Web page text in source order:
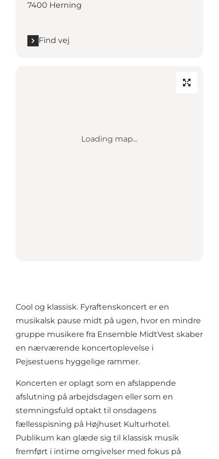
7400 Herning
Find vej
Loading map...
Cool og klassisk. Fyraftenskoncert er en
musikalsk pause midt på ugen, hvor en mindre
gruppe musikere fra Ensemble MidtVest skaber
en nærværende koncertoplevelse i
Pejsestuens hyggelige rammer.
Koncerten er oplagt som en afslappende
afslutning på arbejdsdagen eller som en
stemningsfuld optakt til onsdagens
fællesspisning på Højhuset Kulturhotel.
Publikum kan glæde sig til klassisk musik
fremført i intime omgivelser med fokus på